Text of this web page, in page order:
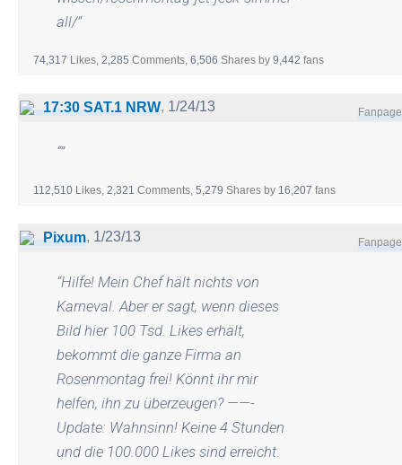
all/”
74,317 Likes,2,285 Comments,6,506 Shares by9,442 fans
17:30 SAT.1 NRW, 1/24/13
“”
112,510 Likes,2,321 Comments,5,279 Shares by 16,207 fans
Pixum, 1/23/13
“Hilfe! Mein Chef hält nichts von
Karneval. Aber er sagt, wenn dieses
Bild hier 100 Tsd. Likes erhält,
bekommt die ganze Firma an
Rosenmontag frei! Könnt ihr mir
helfen, ihn zu überzeugen? ——-
Update: Wahnsinn! Keine 4 Stunden
und die 100.000 Likes sind erreicht.